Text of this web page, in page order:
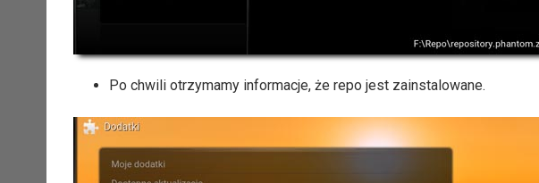
Po chwili otrzymamy informacje, że repo jest zainstalowane.